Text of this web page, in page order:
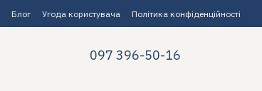
Блог Угода користувача Політика конфіденційності
097 396-50-16